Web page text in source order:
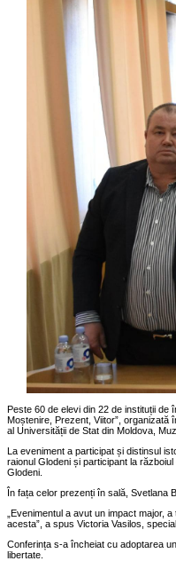
Peste 60 de elevi din 22 de instituții de
Moștenire, Prezent, Viitor”, organizată
al Universității de Stat din Moldova,
La eveniment a participat și distinsul
raionul Glodeni și participant la
Glodeni.
În fața celor prezenți în sală, Svetlana
„Evenimentul a avut un impact major,
acesta”, a spus Victoria Vasilos,
Conferința s-a încheiat cu adoptarea
libertate.